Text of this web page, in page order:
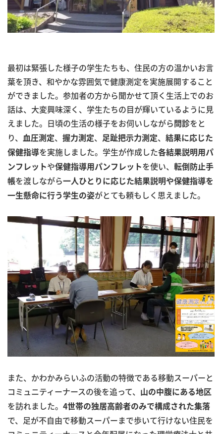
最初は緊張した様子の学生たちも、住民の方の温かいお言
葉を頂き、和やかな雰囲気で健康測定を実施展開すること
ができました。参加者の方から聞かせて頂く生活上でのお
話は、大変興味深く、学生たちの目が輝いているように見
えました。日頃の生活の様子をお伺いしながら 問診をと
り、
血圧測定、 握力測定、 足趾把示力測定、
結果に応じた
保健指導を実施しました。学生が作成した各結果説明用パ
ンフレットや保健指導用パンフレットを使い、
転倒防止手
帳を渡しながら一人ひとりに応じた結果説明や保健指導を
一生懸命に行う学生の姿がとても頼もしく思えました。
また、かわかみらいふの活動の特徴である移動スーパーと
コミュニティーナースの後を追って、
山の中腹にある地区
を訪れました。 4世帯の独居高齢者のみで構成された集落
で、足が不自由で移動スーパーまで歩いて行けない住民を